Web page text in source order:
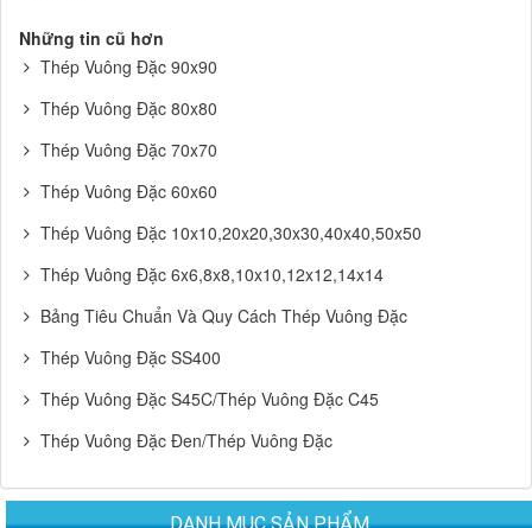
Những tin cũ hơn
Thép Vuông Đặc 90x90
Thép Vuông Đặc 80x80
Thép Vuông Đặc 70x70
Thép Vuông Đặc 60x60
Thép Vuông Đặc 10x10,20x20,30x30,40x40,50x50
Thép Vuông Đặc 6x6,8x8,10x10,12x12,14x14
Bảng Tiêu Chuẩn Và Quy Cách Thép Vuông Đặc
Thép Vuông Đặc SS400
Thép Vuông Đặc S45C/Thép Vuông Đặc C45
Thép Vuông Đặc Đen/Thép Vuông Đặc